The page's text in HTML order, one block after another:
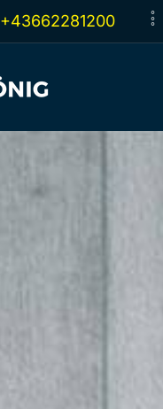
+43662281200